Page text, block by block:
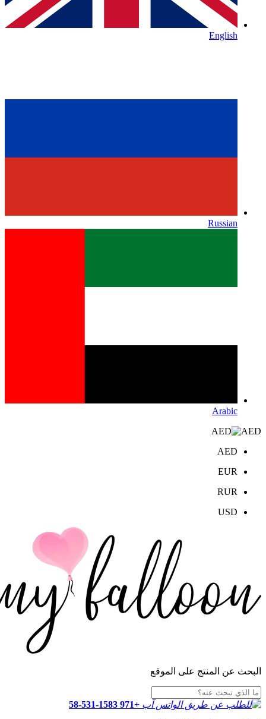
English
Russian
Arabic
AED
AED
EUR
RUR
USD
البحث عن المنتج على الموقع
+971 58-531-1583